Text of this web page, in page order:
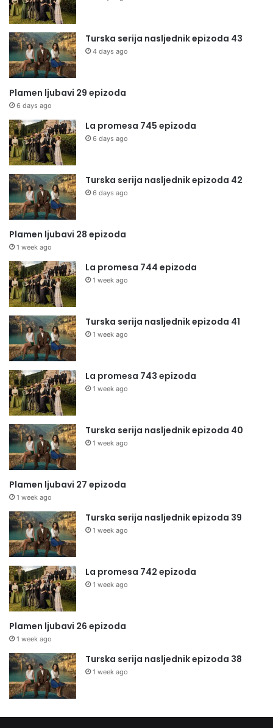
Turska serija nasljednik epizoda 43
4 days ago
Plamen ljubavi 29 epizoda
6 days ago
La promesa 745 epizoda
6 days ago
Turska serija nasljednik epizoda 42
6 days ago
Plamen ljubavi 28 epizoda
1 week ago
La promesa 744 epizoda
1 week ago
Turska serija nasljednik epizoda 41
1 week ago
La promesa 743 epizoda
1 week ago
Turska serija nasljednik epizoda 40
1 week ago
Plamen ljubavi 27 epizoda
1 week ago
Turska serija nasljednik epizoda 39
1 week ago
La promesa 742 epizoda
1 week ago
Plamen ljubavi 26 epizoda
1 week ago
Turska serija nasljednik epizoda 38
1 week ago